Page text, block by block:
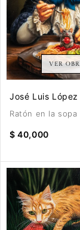
VER
José Luis López
Ratón en la sopa
$ 40,000